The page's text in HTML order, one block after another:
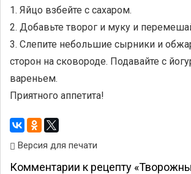
1. Яйцо взбейте с сахаром.
2. Добавьте творог и муку и
3. Слепите небольшие сырники и
сторон на сковороде. Подавайте с
вареньем.
Приятного аппетита!
Версия для печати
Комментарии к рецепту